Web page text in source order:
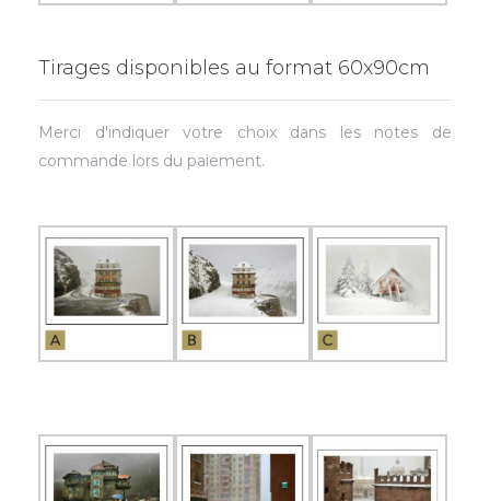
Tirages disponibles au format 60x90cm
Merci d'indiquer votre choix dans les notes de
commande lors du paiement.